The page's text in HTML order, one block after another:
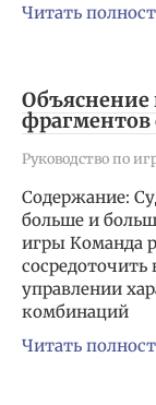
Читать
фрагментов
Руководство по
Содержание:
больше и
игры Команда
управлении
комбинаций
Читать